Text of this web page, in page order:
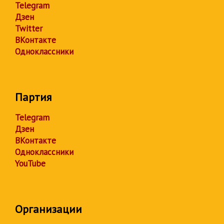
Telegram
Дзен
Twitter
ВКонтакте
Одноклассники
Партия
Telegram
Дзен
ВКонтакте
Одноклассники
YouTube
Организации